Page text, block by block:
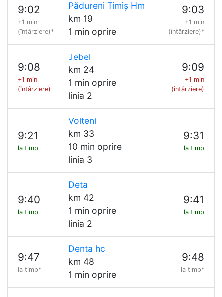
9:02
+1 min
(întârziere)*
Pădureni Timiș Hm
km 19
1 min oprire
9:03
+1 min
(întârziere)*
9:08
+1 min
(întârziere)
Jebel
km 24
1 min oprire
linia 2
9:09
+1 min
(întârziere)
9:21
la timp
Voiteni
km 33
10 min oprire
linia 3
9:31
la timp
9:40
la timp
Deta
km 42
1 min oprire
linia 2
9:41
la timp
9:47
la timp*
Denta hc
km 48
1 min oprire
9:48
la timp*